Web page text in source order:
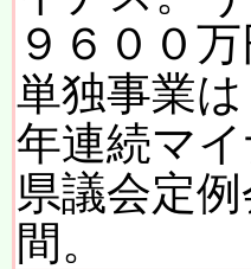
９６００
単独事業
年連続マ
県議会定
間。